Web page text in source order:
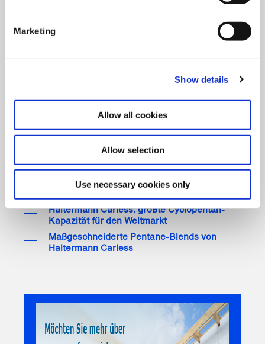
Marketing
Show details
Allow all cookies
Allow selection
Use necessary cookies only
(HFOs). Je nach gewünschter Isolierwirkung und
Dimensionsstabilität kommen unterschiedliche
zum Einsatz. Auch Pentan-Blends bieten der
Vorteile. Fragen Sie Ihren
kann so wie Haltermann Carless – somit
bekommen Sie nicht nur alles aus einer Hand
geliefert, sondern können auch gleich Ihren
Pentan-Blend im richtigen Mischungsverhältnis
Auch lesenswert:
Haltermann Carless: größte Cyclopentan-
Kapazität für den Weltmarkt
Maßgeschneiderte Pentane-Blends von
Haltermann Carless